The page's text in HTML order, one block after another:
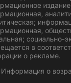
социально-
в
о рекламе.
Информация о